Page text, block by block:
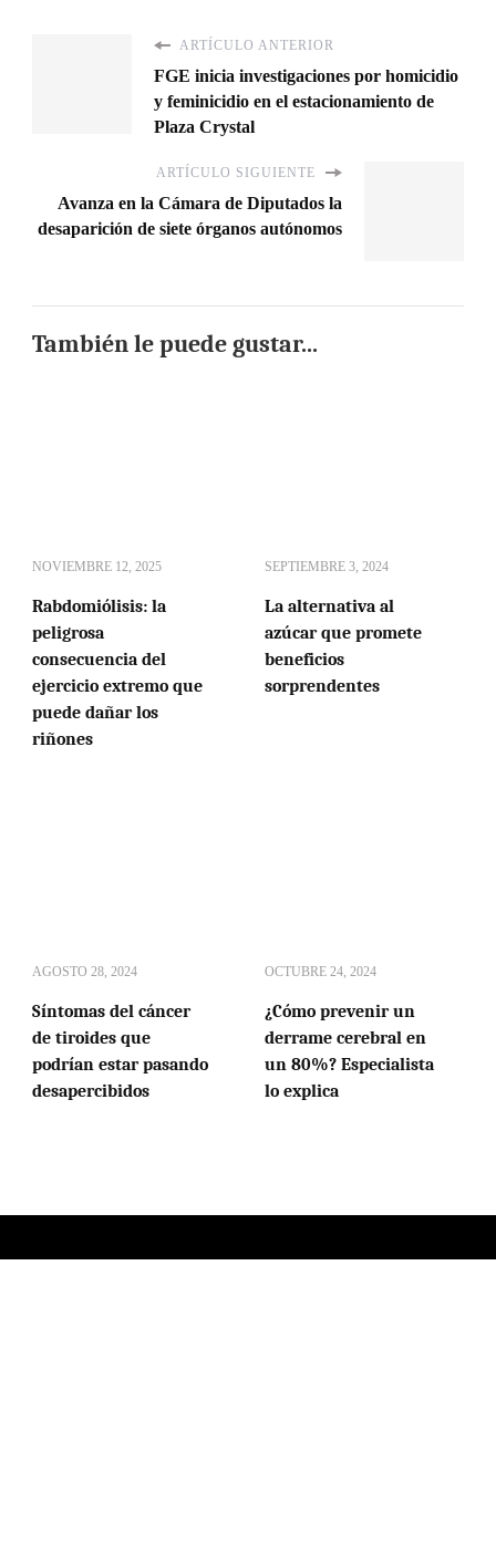
ARTÍCULO ANTERIOR
FGE inicia investigaciones por homicidio
y feminicidio en el estacionamiento de
Plaza Crystal
ARTÍCULO SIGUIENTE
Avanza en la Cámara de Diputados la
desaparición de siete órganos autónomos
También le puede gustar...
NOVIEMBRE 12, 2025
Rabdomiólisis: la
peligrosa
consecuencia del
ejercicio extremo que
puede dañar los
riñones
SEPTIEMBRE 3, 2024
La alternativa al
azúcar que promete
beneficios
sorprendentes
AGOSTO 28, 2024
Síntomas del cáncer
de tiroides que
podrían estar pasando
desapercibidos
OCTUBRE 24, 2024
¿Cómo prevenir un
derrame cerebral en
un 80%? Especialista
lo explica